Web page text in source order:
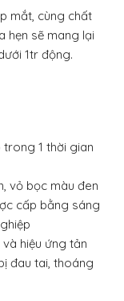
mắt, cùng chất
hẹn sẽ mang lại
1tr động.
trong 1 thời gian
vỏ bọc màu đen
cấp bằng sáng
hiệu ứng tản
đau tai, thoáng